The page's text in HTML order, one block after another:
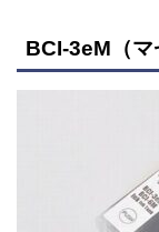
BCI-3eM（